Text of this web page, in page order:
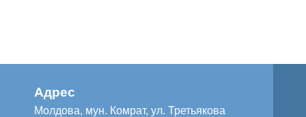
Адрес
Молдова, мун. Комрат, ул. Третьякова